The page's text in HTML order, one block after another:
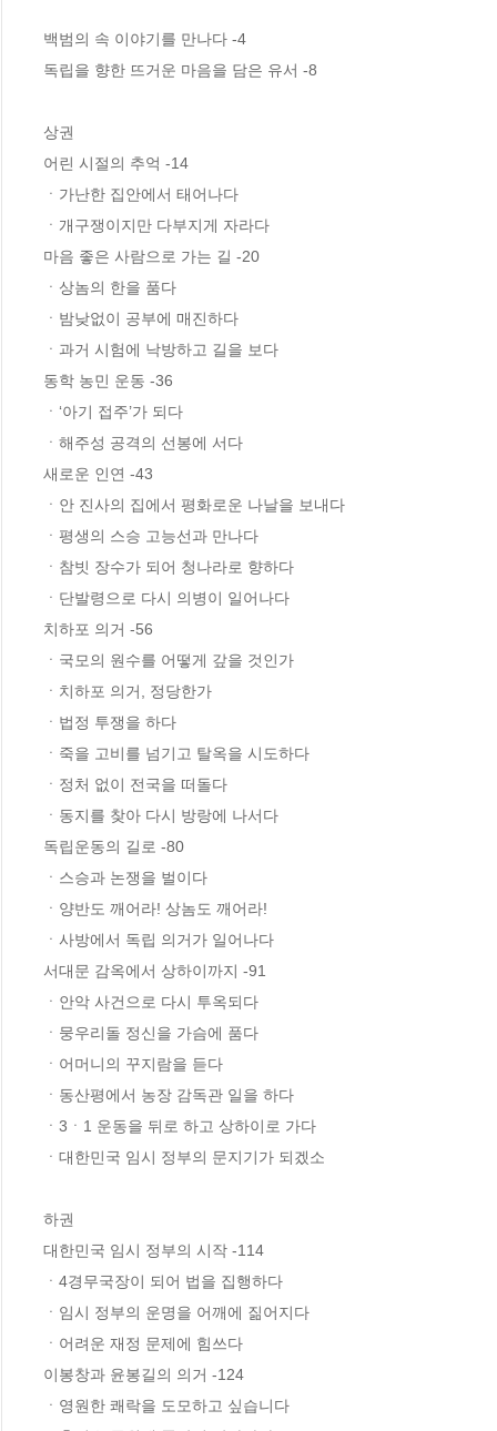
백범의 속 이야기를 만나다 -4
독립을 향한 뜨거운 마음을 담은 유서 -8
상권
어린 시절의 추억 -14
ㆍ가난한 집안에서 태어나다
ㆍ개구쟁이지만 다부지게 자라다
마음 좋은 사람으로 가는 길 -20
ㆍ상놈의 한을 품다
ㆍ밤낮없이 공부에 매진하다
ㆍ과거 시험에 낙방하고 길을 보다
동학 농민 운동 -36
ㆍ‘아기 접주’가 되다
ㆍ해주성 공격의 선봉에 서다
새로운 인연 -43
ㆍ안 진사의 집에서 평화로운 나날을 보내다
ㆍ평생의 스승 고능선과 만나다
ㆍ참빗 장수가 되어 청나라로 향하다
ㆍ단발령으로 다시 의병이 일어나다
치하포 의거 -56
ㆍ국모의 원수를 어떻게 갚을 것인가
ㆍ치하포 의거, 정당한가
ㆍ법정 투쟁을 하다
ㆍ죽을 고비를 넘기고 탈옥을 시도하다
ㆍ정처 없이 전국을 떠돌다
ㆍ동지를 찾아 다시 방랑에 나서다
독립운동의 길로 -80
ㆍ스승과 논쟁을 벌이다
ㆍ양반도 깨어라! 상놈도 깨어라!
ㆍ사방에서 독립 의거가 일어나다
서대문 감옥에서 상하이까지 -91
ㆍ안악 사건으로 다시 투옥되다
ㆍ뭉우리돌 정신을 가슴에 품다
ㆍ어머니의 꾸지람을 듣다
ㆍ동산평에서 농장 감독관 일을 하다
ㆍ3ㆍ1 운동을 뒤로 하고 상하이로 가다
ㆍ대한민국 임시 정부의 문지기가 되겠소
하권
대한민국 임시 정부의 시작 -114
ㆍ4경무국장이 되어 법을 집행하다
ㆍ임시 정부의 운명을 어깨에 짊어지다
ㆍ어려운 재정 문제에 힘쓰다
이봉창과 윤봉길의 의거 -124
ㆍ영원한 쾌락을 도모하고 싶습니다